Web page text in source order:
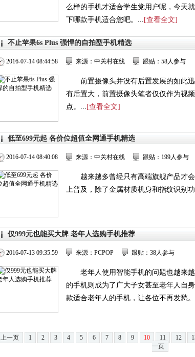
么样的手机才适合学生党用户呢，今天
下哪款手机适合您吧。... [查看全文]
不止苹果6s Plus 强悍的自拍型手机精选
2016-07-14 08:44:58 来源：中关村在线 跟贴：58人参与
前置摄像头并没有后置发展的如此
有后置大，前置摄像头笔者仅仅作为视
点。... [查看全文]
低至699元起 各价位超值全网通手机精选
2016-07-14 08:40:08 来源：中关村在线 跟贴：199人参与
越来越多曾经只有高端旗舰产品才
上普及，除了金属材质机身和指纹识别
仅999元也能买大牌 老年人选购手机推荐
2016-07-13 09:35:59 来源：PCPOP 跟贴：38人参与
老年人使用智能手机的问题也越来
的手机则成为了广大子女甚至老年人自
款适合老年人的手机，让各位不再发愁
上一页 1 2 3 4 5 6 7 8 9 10 11 12
一页